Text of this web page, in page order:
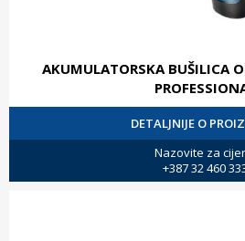
AKUMULATORSKA BUŠILICA
DETALJNIJE O
Nazovite za
+387 32 460